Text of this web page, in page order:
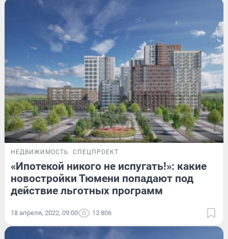
НЕДВИЖИМОСТЬ СПЕЦПРОЕКТ
«Ипотекой никого не испугать!»: какие
новостройки Тюмени попадают под
действие льготных программ
18 апреля, 2022, 09:00 13 806